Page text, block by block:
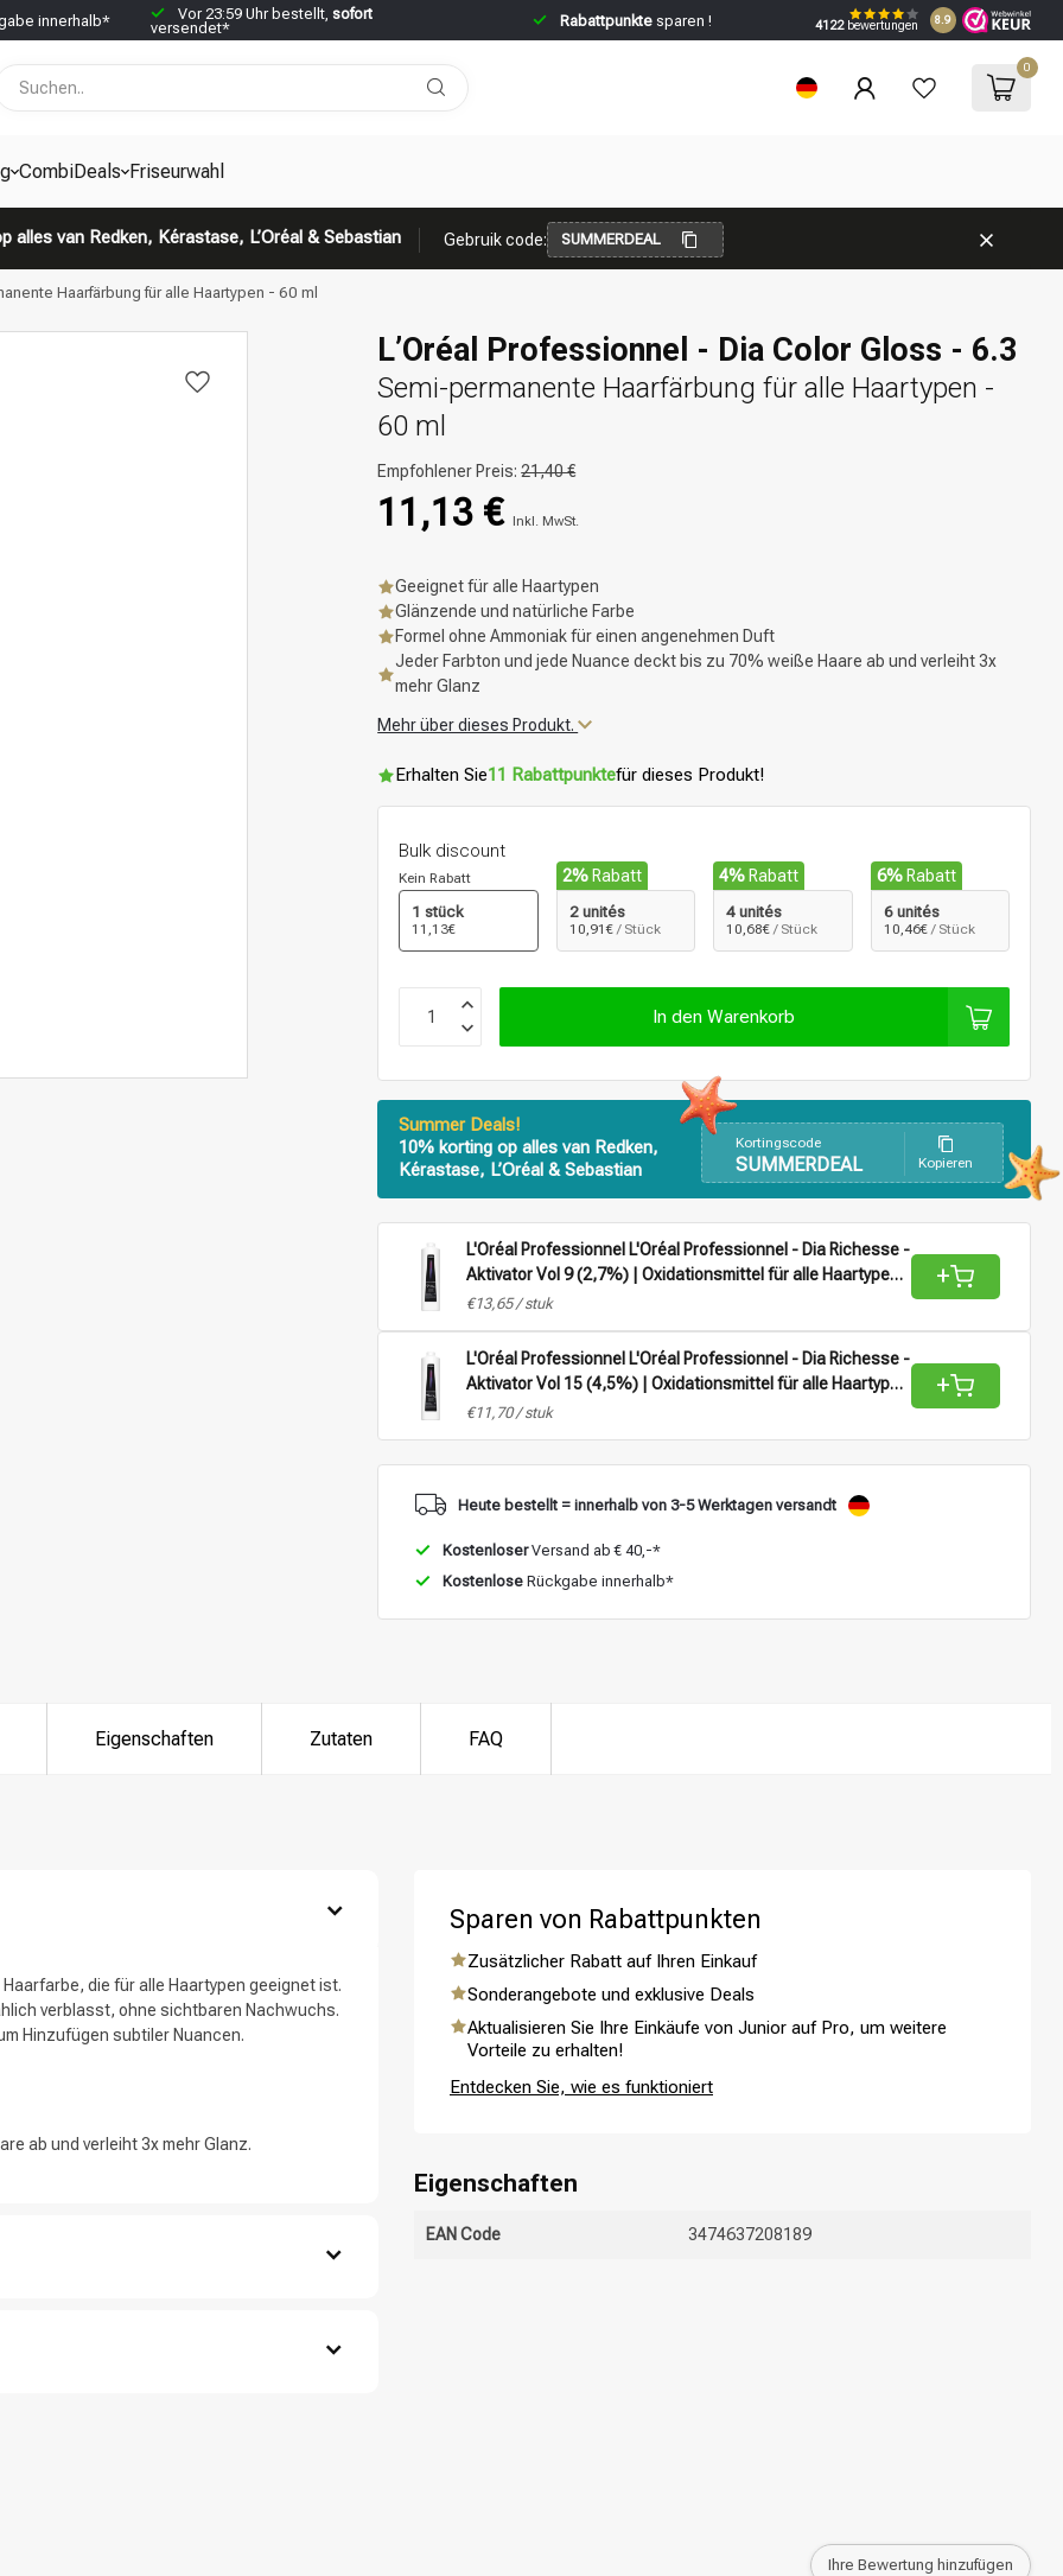
innerhalb* Vor 23:59 Uhr bestellt, sofort
versendet*
Rabattpunktesparen ! 4122bewertungen 8.9
0
CombiDeals Friseurwahl
alles van Redken, Kérastase, L’Oréal & Sebastian Gebruik code: SUMMERDEAL
suchst du?
Haarpflege Stylingprodukte Haarfärbung
Haarfärbung für alle Haartypen - 60 ml
L’Oréal Professionnel - Dia Color Gloss - 6.3
Semi-permanente Haarfärbung für alle Haartypen -
60 ml
Empfohlener Preis:21,40 €
11,13 € Inkl. MwSt.
Geeignet für alle Haartypen
Glänzende und natürliche Farbe
Formel ohne Ammoniak für einen angenehmen Duft
Jeder Farbton und jede Nuance deckt bis zu 70% weiße Haare ab und verleiht 3x
mehr Glanz
Mehr über dieses Produkt.
Erhalten Sie11 Rabattpunktefür dieses Produkt!
Bulk discount
Kein Rabatt
1 stück
11,13€
2%Rabatt
2 unités
10,91€ / Stück
4% Rabatt
4 unités
10,68€ / Stück
6%Rabatt
6 unités
10,46€ / Stück
In den Warenkorb
Summer Deals!
10% korting op alles van Redken,
Kérastase, L’Oréal & Sebastian
Kortingscode
SUMMERDEAL Kopieren
L'Oréal Professionnel L'Oréal Professionnel - Dia Richesse -
Aktivator Vol 9 (2,7%) | Oxidationsmittel für alle Haartypen -
1L
€13,65 / stuk
+
L'Oréal Professionnel L'Oréal Professionnel - Dia Richesse -
Aktivator Vol 15 (4,5%) | Oxidationsmittel für alle Haartypen
- 1L
€11,70 / stuk
+
Heute bestellt = innerhalb von 3-5 Werktagen versandt
KostenloserVersand ab € 40,-*
Kostenlose Rückgabe innerhalb*
Eigenschaften Zutaten FAQ
die für alle Haartypen geeignet ist.
verblasst, ohne sichtbaren Nachwuchs.
Hinzufügen subtiler Nuancen.
ab und verleiht 3x mehr Glanz.
2-Amino-3-Hydroxypyridine, 2,6-
2,4-Diamino-5-Methylphenetol, 2,4-
HCl, 2,4-Diamino-5-Methylphenetol
Sparen von Rabattpunkten
Zusätzlicher Rabatt auf Ihren Einkauf
Sonderangebote und exklusive Deals
Aktualisieren Sie Ihre Einkäufe von Junior auf Pro, um weitere
Vorteile zu erhalten!
Entdecken Sie, wie es funktioniert
Eigenschaften
EAN Code 3474637208189
Ihre Bewertung hinzufügen